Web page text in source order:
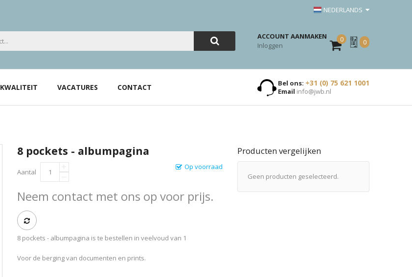
NEDERLANDS
ACCOUNT AANMAKEN
Inloggen
0
Mijn
Offerte
0
KWALITEIT VACATURES CONTACT Bel ons: +31 (0) 75 621 1001
Email info@jwb.nl
8 pockets - albumpagina
Op voorraad
Aantal
Neem contact met ons op voor prijs.
8 pockets - albumpagina is te bestellen in veelvoud van 1
Voor de berging van documenten en prints.
Producten vergelijken
Geen producten geselecteerd.